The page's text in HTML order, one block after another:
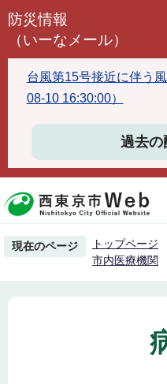
こ
で
す
防災情報
（いーなメール）
台風第15号接近に伴う
08-10 16:30:00）
過去の
現在のページ トップページ
市内医療機関